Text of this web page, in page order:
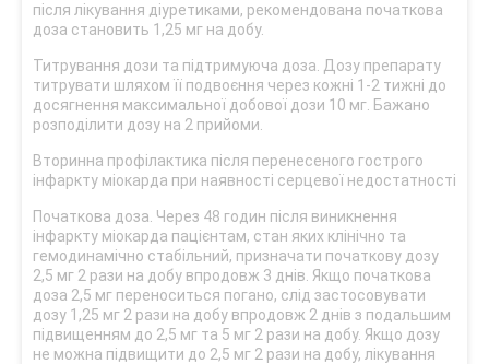
після лікування діуретиками, рекомендована початкова
доза становить 1,25 мг на добу.
Титрування дози та підтримуюча доза. Дозу препарату
титрувати шляхом її подвоєння через кожні 1-2 тижні до
досягнення максимальної добової дози 10 мг. Бажано
розподілити дозу на 2 прийоми.
Вторинна профілактика після перенесеного гострого
інфаркту міокарда при наявності серцевої недостатності
Початкова доза. Через 48 годин після виникнення
інфаркту міокарда пацієнтам, стан яких клінічно та
гемодинамічно стабільний, призначати початкову дозу
2,5 мг 2 рази на добу впродовж 3 днів. Якщо початкова
доза 2,5 мг переноситься погано, слід застосовувати
дозу 1,25 мг 2 рази на добу впродовж 2 днів з подальшим
підвищенням до 2,5 мг та 5 мг 2 рази на добу. Якщо дозу
не можна підвищити до 2,5 мг 2 рази на добу, лікування